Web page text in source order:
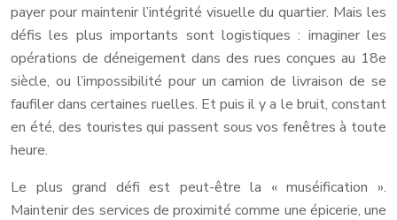
payer pour maintenir l’intégrité visuelle du quartier. Mais les
défis les plus importants sont logistiques : imaginer les
opérations de déneigement dans des rues conçues au 18e
siècle, ou l’impossibilité pour un camion de livraison de se
faufiler dans certaines ruelles. Et puis il y a le bruit, constant
en été, des touristes qui passent sous vos fenêtres à toute
heure.
Le plus grand défi est peut-être la « muséification ».
Maintenir des services de proximité comme une épicerie, une